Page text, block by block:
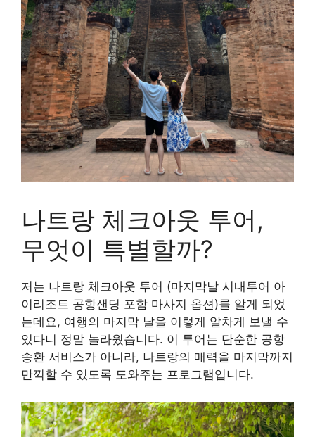
나트랑 체크아웃 투어,
무엇이 특별할까?
저는 나트랑 체크아웃 투어 (마지막날 시내투어 아
이리조트 공항샌딩 포함 마사지 옵션)를 알게 되었
는데요, 여행의 마지막 날을 이렇게 알차게 보낼 수
있다니 정말 놀라웠습니다. 이 투어는 단순한 공항
송환 서비스가 아니라, 나트랑의 매력을 마지막까지
만끽할 수 있도록 도와주는 프로그램입니다.